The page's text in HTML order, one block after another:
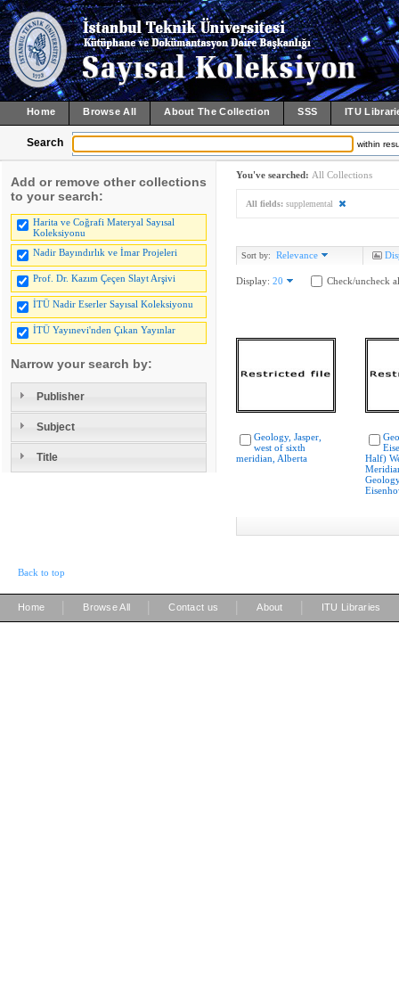
Home Browse All About The Collection SSS ITU
Search within
Add or remove other collections
to your search:
Harita ve Coğrafi Materyal Sayısal
Koleksiyonu
Nadir Bayındırlık ve İmar Projeleri
Prof. Dr. Kazım Çeçen Slayt Arşivi
İTÜ Nadir Eserler Sayısal Koleksiyonu
İTÜ Yayınevi'nden Çıkan Yayınlar
Narrow your search by:
Publisher
Subject
Title
You've searched: All Collections
All fields: supplemental
Sort by: Relevance
Display: 20 Check/uncheck
Geology, Jasper,
west of sixth
meridian, Alberta
Half)
Back to top
Home Browse All Contact us About ITU Libraries